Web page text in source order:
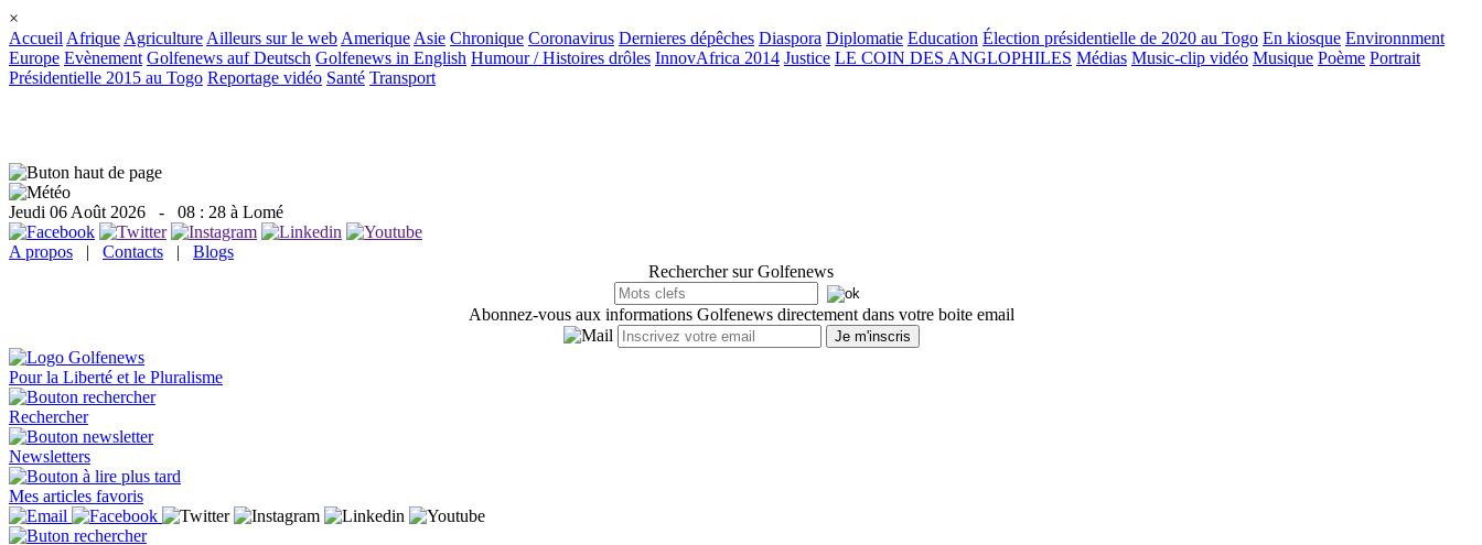
×
Accueil Afrique Agriculture Ailleurs sur le web Amerique Asie Chronique Coronavirus Dernieres dépêches Diaspora Diplomatie Education Élection présidentielle de 2020 au Togo En kiosque Environnment
Europe Evènement Golfenews auf Deutsch Golfenews in English Humour / Histoires drôles InnovAfrica 2014 Justice LE COIN DES ANGLOPHILES Médias Music-clip vidéo Musique Poème Portrait
Présidentielle 2015 au Togo Reportage vidéo Santé Transport
Jeudi 06 Août 2026 - 08 : 28 à Lomé
A propos | Contacts | Blogs
Rechercher sur Golfenews
Abonnez-vous aux informations Golfenews directement dans votre boite email
Pour la Liberté et le Pluralisme
Rechercher
Newsletters
Mes articles favoris